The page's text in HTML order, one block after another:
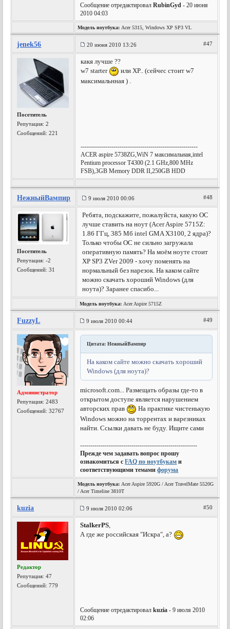
Сообщение отредактировалRubinGyd - 20 июня
2010 04:03
Модель ноутбука: Acer 5315, Windows XP SP3 VL
jenek56 20 июня 2010 13:26 #47
Посетитель
Репутация:2
Сообщений: 221
какя лучше ??
w7 starter
или XP.. (сейчес стоит w7
максимальнная ) .
---------------------------------------------------------
AСER aspire 5738ZG,WiN 7 максимальная,intel
Pentium processor T4300 (2.1 GHz,800 MHz
FSB),3GB Memory DDR II,250GB HDD
НежныйВампир 9 июля 2010 00:06 #48
Посетитель
Репутация:-2
Сообщений: 31
Ребята, подскажите, пожалуйста, какую ОС
лучше ставить на ноут (Acer Aspire 5715Z:
1.86 ГГц, 385 Мб intel GMA X3100, 2 ядра)?
Только чтобы ОС не сильно загружала
оперативную память? На моём ноуте стоит
XP SP3 ZVer 2009 - хочу поменять на
нормальный без нарезок. На каком сайте
можно скачать хороший Windows (для
ноута)? Заранее спасибо...
Модель ноутбука: Acer Aspire 5715Z
FuzzyL 9 июля 2010 00:44 #49
Администратор
Репутация:2483
Сообщений: 32767
Цитата: НежныйВампир
На каком сайте можно скачать хороший
Windows (для ноута)?
microsoft.com... Размещать образы где-то в
открытом доступе является нарушением
авторских прав
На практике чистенькую
Windows можно на торрентах и варезниках
найти. Ссылки давать не буду. Ищите сами
---------------------------------------------------------
Прежде чем задавать вопрос прошу
ознакомиться сFAQ по ноутбукам и
соответствующими темамифорума
Модель ноутбука: Acer Aspire 5920G / Acer TravelMate 5520G
/ Acer Timeline 3810T
kuzia 9 июля 2010 02:06 #50
Редактор
Репутация:47
Сообщений: 779
StalkerPS,
А где же российская "Искра", а?
Сообщение отредактировалkuzia - 9 июля 2010
02:06